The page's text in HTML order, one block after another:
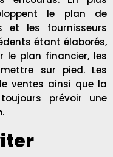
le plan de
et les fournisseurs
étant élaborés,
le plan financier, les
sur pied. Les
ventes ainsi que la
prévoir une
.